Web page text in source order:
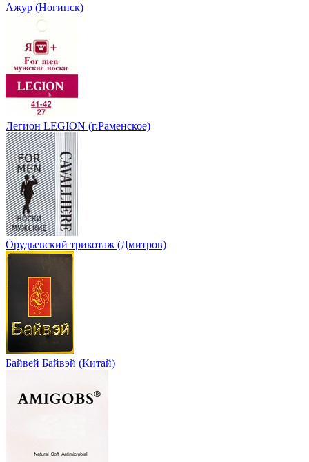
Ажур (Ногинск)
Легион LEGION (г.Раменское)
Орудьевский трикотаж (Дмитров)
Байвей Байвэй (Китай)